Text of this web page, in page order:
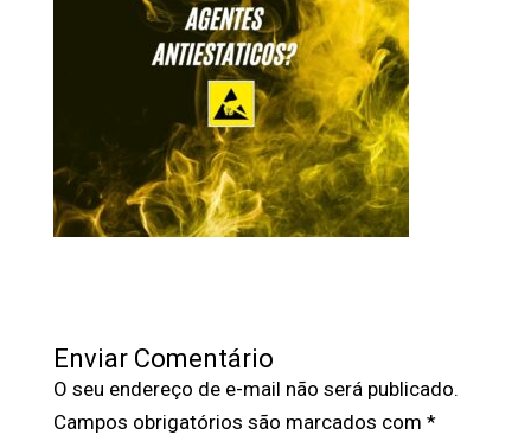
Enviar Comentário
O seu endereço de e-mail não será publicado.
Campos obrigatórios são marcados com *